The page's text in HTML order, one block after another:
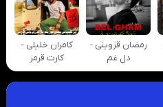
رمضان قزوینی -
دل غم
کامران خلیلی -
کارت قرمز